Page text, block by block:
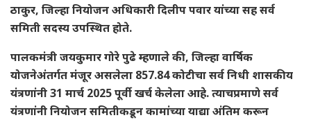
ठाकुर, जिल्हा नियोजन अधिकारी दिलीप पवार यांच्या सह सर्व
समिती सदस्य उपस्थित होते.
पालकमंत्री जयकुमार गोरे पुढे म्हणाले की, जिल्हा वार्षिक
योजनेअंतर्गत मंजूर असलेला 857.84 कोटीचा सर्व निधी शासकीय
यंत्रणांनी 31 मार्च 2025 पूर्वी खर्च केलेला आहे. त्याचप्रमाणे सर्व
यंत्रणांनी नियोजन समितीकडून कामांच्या याद्या अंतिम करून